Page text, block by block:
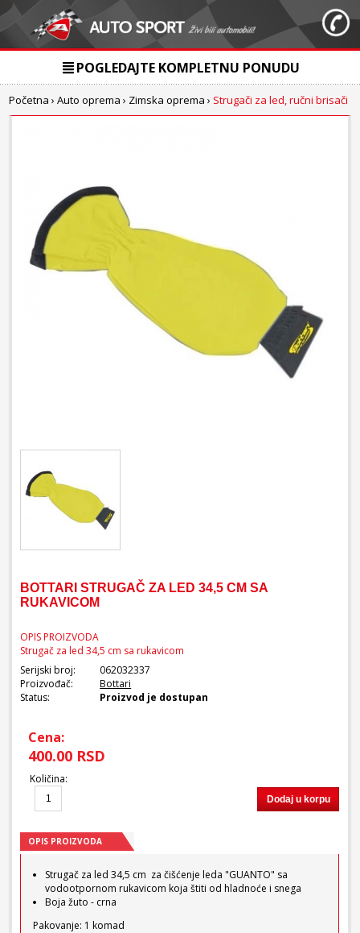
POGLEDAJTE KOMPLETNU PONUDU
Početna ›Auto oprema › Zimska oprema › Strugači za led, ručni brisači
BOTTARI STRUGAČ ZA LED 34,5 CM SA
RUKAVICOM
OPIS PROIZVODA
Strugač za led 34,5 cm sa rukavicom
Serijski broj:
062032337
Proizvođač:
Bottari
Status:
Proizvod je dostupan
Cena:
400.00 RSD
Količina:
Dodaj u korpu
OPIS PROIZVODA
Strugač za led 34,5 cm za čišćenje leda "GUANTO" sa
vodootpornom rukavicom koja štiti od hladnoće i snega
Boja žuto - crna
Pakovanje: 1 komad